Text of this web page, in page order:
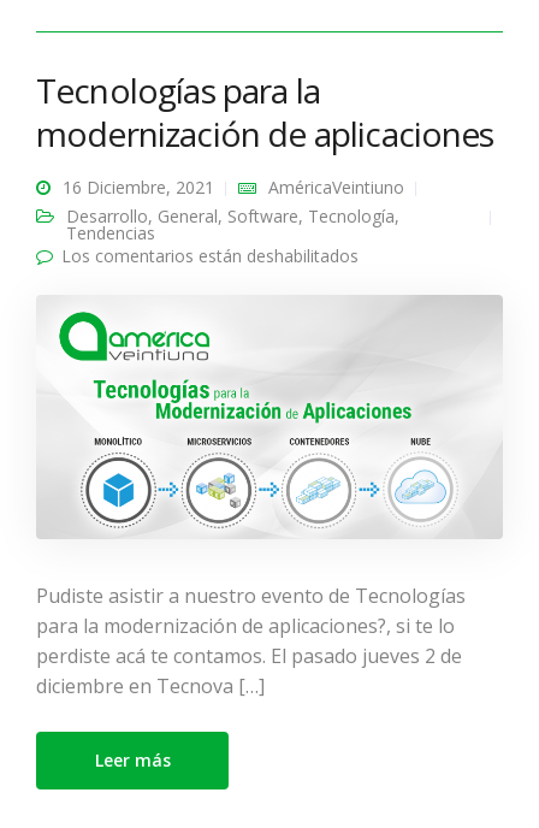
Tecnologías para la
modernización de aplicaciones
16 Diciembre, 2021
AméricaVeintiuno
Desarrollo, General, Software, Tecnología,
Tendencias
Los comentarios están deshabilitados
aplicaciones
Pudiste asistir a nuestro evento de Tecnologías
para la modernización de aplicaciones?, si te lo
perdiste acá te contamos. El pasado jueves 2 de
diciembre en Tecnova […]
Leer más